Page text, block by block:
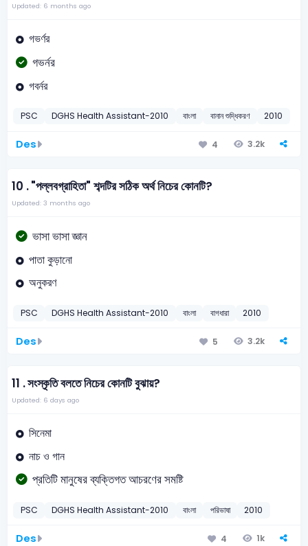
Updated: 6 months ago
গভর্ণর
গভর্নর
গবর্নর
PSC DGHS Health Assistant-2010 বাংলা বানান শুদ্ধিকরণ 2010
Des 4 3.2k
10 ."পল্লবগ্রাহিতা" শব্দটির সঠিক অর্থ নিচের কোনটি?
Updated: 3 months ago
ভাসা ভাসা জ্ঞান
পাতা কুড়ানো
অনুকরণ
PSC DGHS Health Assistant-2010 বাংলা বাগধারা 2010
Des 5 3.2k
11 .সংস্কৃতি বলতে নিচের কোনটি বুঝায়?
Updated: 6 days ago
সিনেমা
নাচ ও গান
প্রতিটি মানুষের ব্যক্তিগত আচরণের সমষ্টি
PSC DGHS Health Assistant-2010 বাংলা পরিভাষা 2010
Des 4 1k